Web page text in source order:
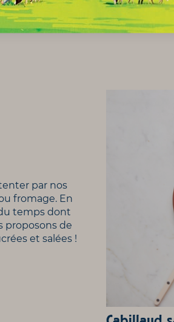
par nos
fromage. En
temps dont
proposons de
et salées !